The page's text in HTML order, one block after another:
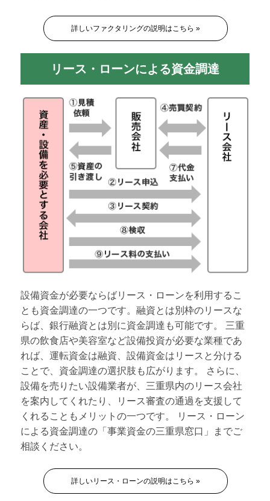
詳しいファクタリングの説明はこちら »
リース・ローンによる資金調達
設備資金が必要ならばリース・ローンを利用するこ
とも資金調達の一つです。融資とは別枠のリースな
らば、銀行融資とは別に資金調達も可能です。 三重
県の飲食店や美容室など設備投資が必要な業種であ
れば、運転資金は融資、設備資金はリースと分ける
ことで、資金調達の選択肢も広がります。 さらに、
設備を売りたい設備業者が、三重県内のリース会社
を案内してくれたり、リース審査の通過を支援して
くれることもメリットの一つです。 リース・ローン
による資金調達の「事業資金の三重県窓口」までご
相談ください。
詳しいリース・ローンの説明はこちら »